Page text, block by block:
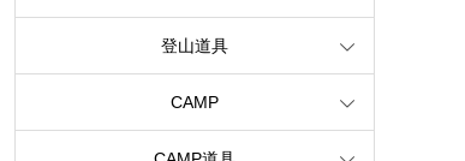
登山道具
CAMP